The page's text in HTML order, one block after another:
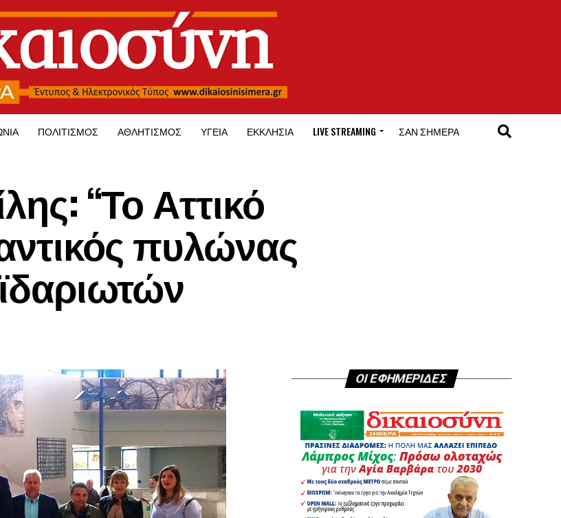
ΠΟΛΙΤΙΣΜΌΣ ΑΘΛΗΤΙΣΜΌΣ ΥΓΕΊΑ ΕΚΚΛΗΣΊΑ LIVE STREAMING ΣΑΝ ΣΉΜΕΡΑ
“Το Αττικό
πυλώνας
ΟΙ ΕΦΗΜΕΡΙΔΕΣ